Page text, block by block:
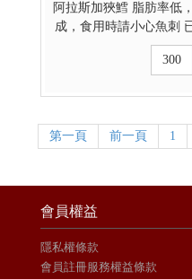
阿拉斯加狹鱈 脂肪率低
成，食用時請小心魚刺
炸，美味輕鬆上桌。 *
溫冷藏(凍)商
300
第一頁 前一頁 1
會員權益
隱私權條款
會員註冊服務權益條款